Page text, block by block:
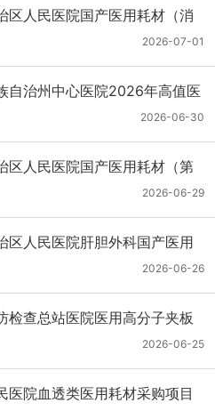
区人民医院国产医用耗材（消
品耗材）采购项目单一来源公
2026-07-01
自治州中心医院2026年高值医
采购项目第二次公开招标公告
2026-06-30
区人民医院国产医用耗材（第
目公开招标公告
2026-06-29
区人民医院肝胆外科国产医用
招标公告
2026-06-26
检查总站医院医用高分子夹板
更正公告
2026-06-25
医院血透类医用耗材采购项目